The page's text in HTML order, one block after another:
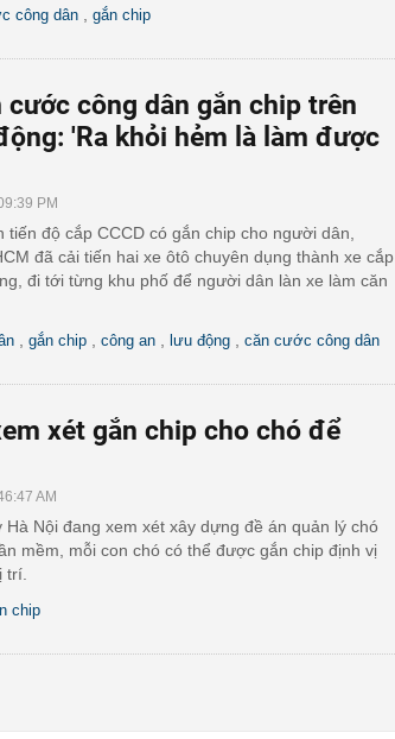
công dân gắn chip
cước công dân gắn chip trên
'Ra khỏi hẻm là làm được
PM
tiến độ cắp CCCD có gắn chip cho người dân,
đã cải tiến hai xe ôtô chuyên dụng thành xe cắp
đi tới từng khu phố để người dân làn xe làm căn
gắn chip công an lưu động căn cước công dân
xét gắn chip cho chó để
AM
Hà Nội đang xem xét xây dựng đề án quản lý chó
mềm, mỗi con chó có thể được gắn chip định vị
trí.
chip